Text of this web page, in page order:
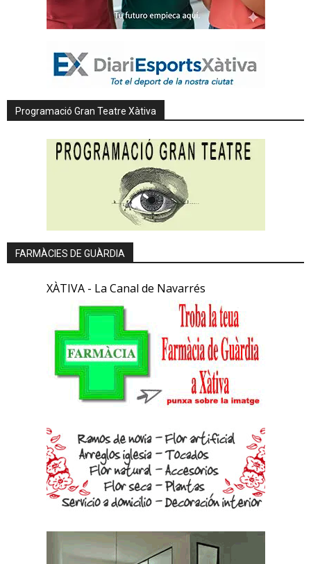
Programació Gran Teatre Xàtiva
FARMÀCIES DE GUÀRDIA
XÀTIVA - La Canal de Navarrés